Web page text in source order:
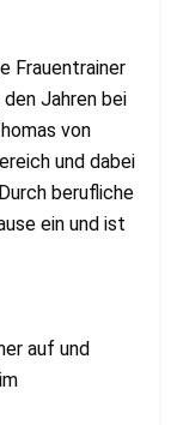
Frauentrainer
Jahren bei
von
und dabei
berufliche
ein und ist
auf und